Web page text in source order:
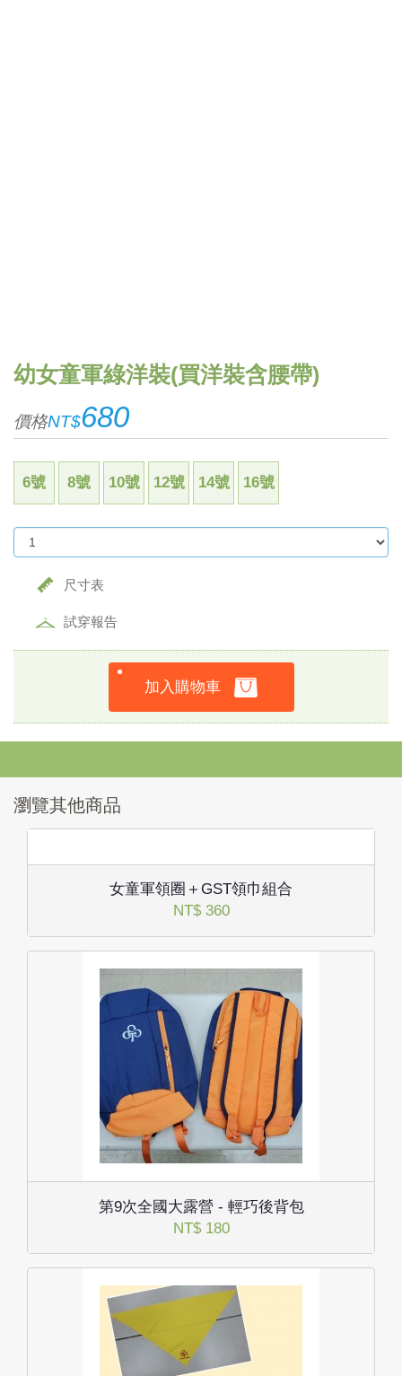
幼女童軍綠洋裝(買洋裝含腰帶)
價格NT$680
6號 8號 10號 12號 14號 16號
尺寸表
試穿報告
加入購物車
瀏覽其他商品
女童軍領圈＋GST領巾組合
NT$ 360
第9次全國大露營 - 輕巧後背包
NT$ 180